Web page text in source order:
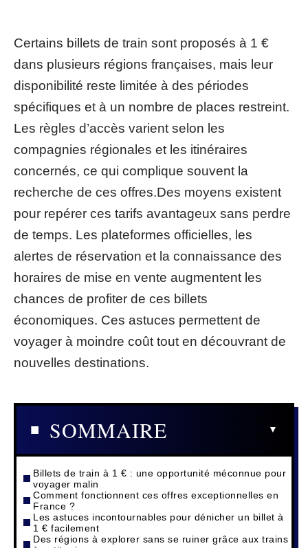
Certains billets de train sont proposés à 1 €
dans plusieurs régions françaises, mais leur
disponibilité reste limitée à des périodes
spécifiques et à un nombre de places restreint.
Les règles d’accès varient selon les
compagnies régionales et les itinéraires
concernés, ce qui complique souvent la
recherche de ces offres.Des moyens existent
pour repérer ces tarifs avantageux sans perdre
de temps. Les plateformes officielles, les
alertes de réservation et la connaissance des
horaires de mise en vente augmentent les
chances de profiter de ces billets
économiques. Ces astuces permettent de
voyager à moindre coût tout en découvrant de
nouvelles destinations.
SOMMAIRE
Billets de train à 1 € : une opportunité méconnue pour
voyager malin
Comment fonctionnent ces offres exceptionnelles en
France ?
Les astuces incontournables pour dénicher un billet à
1 € facilement
Des régions à explorer sans se ruiner grâce aux trains